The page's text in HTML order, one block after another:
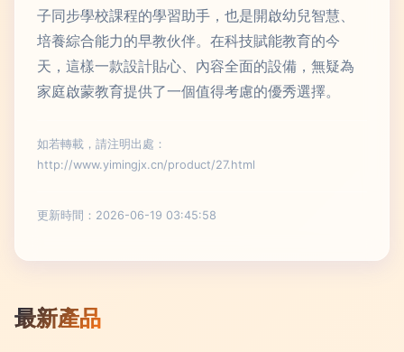
子同步學校課程的學習助手，也是開啟幼兒智慧、
培養綜合能力的早教伙伴。在科技賦能教育的今
天，這樣一款設計貼心、內容全面的設備，無疑為
家庭啟蒙教育提供了一個值得考慮的優秀選擇。
如若轉載，請注明出處：
http://www.yimingjx.cn/product/27.html
更新時間：2026-06-19 03:45:58
最新產品